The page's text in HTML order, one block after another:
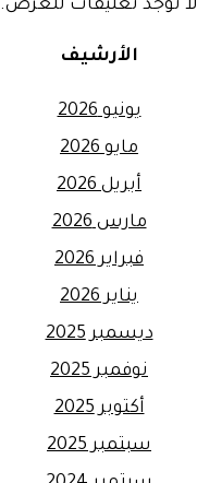
لا توجد تعليقات للعرض.
الأرشيف
يونيو 2026
مايو 2026
أبريل 2026
مارس 2026
فبراير 2026
يناير 2026
ديسمبر 2025
نوفمبر 2025
أكتوبر 2025
سبتمبر 2025